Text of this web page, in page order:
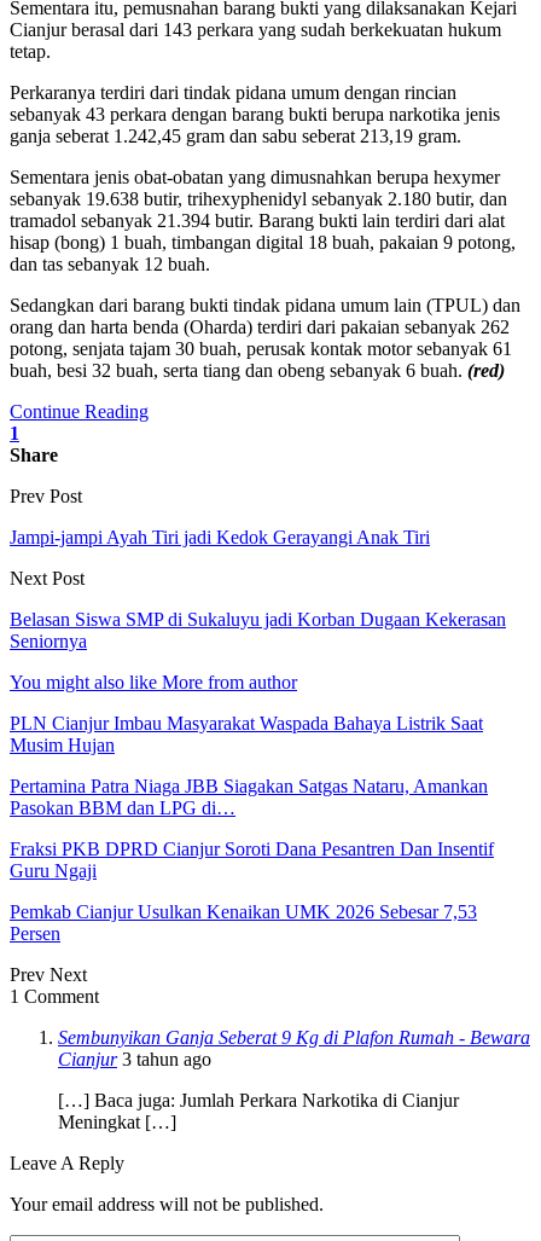
Sementara itu, pemusnahan barang bukti yang dilaksanakan Kejari
Cianjur berasal dari 143 perkara yang sudah berkekuatan hukum
tetap.
Perkaranya terdiri dari tindak pidana umum dengan rincian
sebanyak 43 perkara dengan barang bukti berupa narkotika jenis
ganja seberat 1.242,45 gram dan sabu seberat 213,19 gram.
Sementara jenis obat-obatan yang dimusnahkan berupa hexymer
sebanyak 19.638 butir, trihexyphenidyl sebanyak 2.180 butir, dan
tramadol sebanyak 21.394 butir. Barang bukti lain terdiri dari alat
hisap (bong) 1 buah, timbangan digital 18 buah, pakaian 9 potong,
dan tas sebanyak 12 buah.
Sedangkan dari barang bukti tindak pidana umum lain (TPUL) dan
orang dan harta benda (Oharda) terdiri dari pakaian sebanyak 262
potong, senjata tajam 30 buah, perusak kontak motor sebanyak 61
buah, besi 32 buah, serta tiang dan obeng sebanyak 6 buah. (red)
Continue Reading
1
Share
Prev Post
Jampi-jampi Ayah Tiri jadi Kedok Gerayangi Anak Tiri
Next Post
Belasan Siswa SMP di Sukaluyu jadi Korban Dugaan Kekerasan
Seniornya
You might also like More from author
PLN Cianjur Imbau Masyarakat Waspada Bahaya Listrik Saat
Musim Hujan
Pertamina Patra Niaga JBB Siagakan Satgas Nataru, Amankan
Pasokan BBM dan LPG di…
Fraksi PKB DPRD Cianjur Soroti Dana Pesantren Dan Insentif
Guru Ngaji
Pemkab Cianjur Usulkan Kenaikan UMK 2026 Sebesar 7,53
Persen
Prev Next
1 Comment
Sembunyikan Ganja Seberat 9 Kg di Plafon Rumah - Bewara
Cianjur 3 tahun ago
[…] Baca juga: Jumlah Perkara Narkotika di Cianjur
Meningkat […]
Leave A Reply
Your email address will not be published.